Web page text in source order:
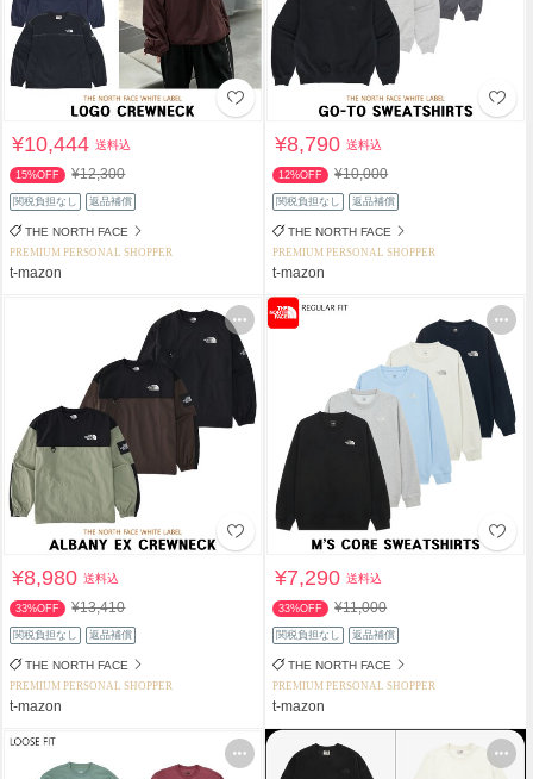
¥10,444送料込
15%OFF ¥12,300
関税負担なし 返品補償
THE NORTH FACE
PREMIUM PERSONAL SHOPPER
t-mazon
¥8,790送料込
12%OFF ¥10,000
関税負担なし 返品補償
THE NORTH FACE
PREMIUM PERSONAL SHOPPER
t-mazon
¥8,980送料込
33%OFF ¥13,410
関税負担なし 返品補償
THE NORTH FACE
PREMIUM PERSONAL SHOPPER
t-mazon
¥7,290送料込
33%OFF ¥11,000
関税負担なし 返品補償
THE NORTH FACE
PREMIUM PERSONAL SHOPPER
t-mazon